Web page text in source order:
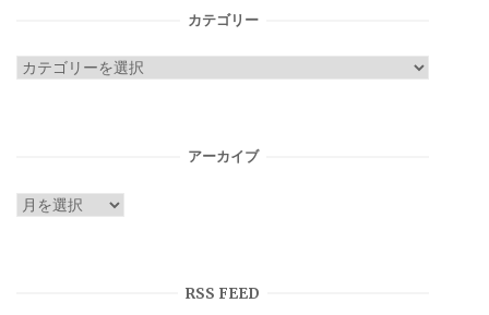
カテゴリー
カ
アーカイブ
ア
RSS FEED